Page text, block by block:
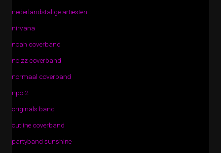
nederlandstalige artiesten
nirvana
noah coverband
noizz coverband
normaal coverband
npo 2
originals band
outline coverband
partyband sunshine